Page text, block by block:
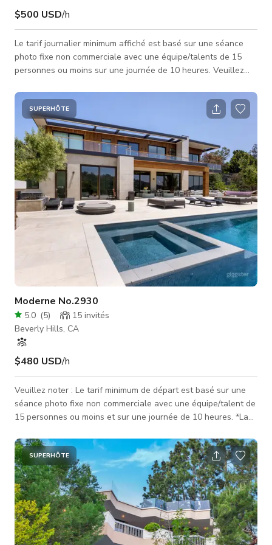
$500 USD/h
Le tarif journalier minimum affiché est basé sur une séance
photo fixe non commerciale avec une équipe/talents de 15
personnes ou moins sur une journée de 10 heures. Veuillez
envergure et inclure les détails suivants. Nom du projet :
Dates nécessaires : Type de travail : Taille de l'équipe et des
talents : Heures nécessaires : Zones nécessaires :
Informations diverses : Refuge luxuriant et enchanté construit
à la fin des ann
SUPERHÔTE
Moderne No.2930
5.0 (5) 15 invités
Beverly Hills, CA
$480 USD/h
Veuillez noter : Le tarif minimum de départ est basé sur une
séance photo fixe non commerciale avec une équipe/talent de
15 personnes ou moins et sur une journée de 10 heures. *La
Renseignez-vous pour les tarifs des projets à plus grande
envergure et incluez les détails suivants sur votre projet ; Nom
du projet : Dates nécessaires : Objet du projet : Taille de
l'équipe/talent : Heures nécessaires : Zones nécessaires
SUPERHÔTE